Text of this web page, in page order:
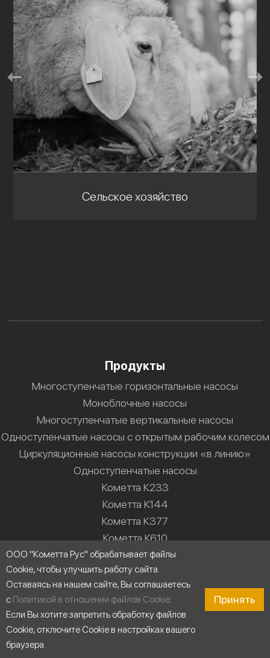
Сельское хозяйство
Продукты
Многоступенчатые горизонтальные насосы
Моноблочные насосы
Многоступенчатые вертикальные насосы
Одноступенчатые насосы с открытым рабочим колесом
Циркуляционные насосы конструкции «в линию»
Одноступенчатые насосы
Кометта К233
Кометта К144
Кометта К377
Кометта К610
Кометта К987
Кометта К55М
Решения
Насосные станции
Водоснабжение
ООО "Кометта Рус" обрабатывает файлы
Cookie, чтобы улучшить работу сайта.
Оставаясь на нашем сайте, Вы соглашаетесь
с Политикой в отношении файлов Cookie.
Если Вы хотите запретить обработку файлов
Cookie, отключите Cookie в настройках вашего
браузера.
Принять